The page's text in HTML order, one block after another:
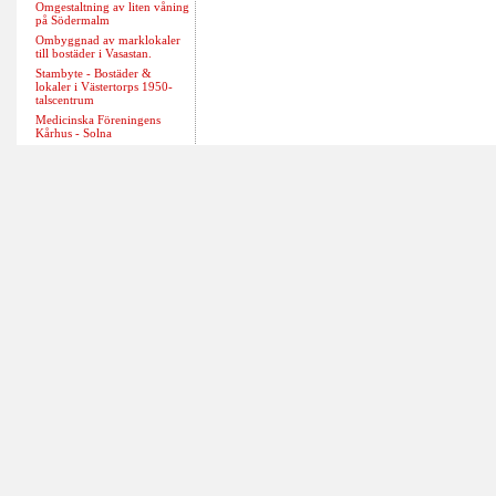
Omgestaltning av liten våning
på Södermalm
Ombyggnad av marklokaler
till bostäder i Vasastan.
Stambyte - Bostäder &
lokaler i Västertorps 1950-
talscentrum
Medicinska Föreningens
Kårhus - Solna